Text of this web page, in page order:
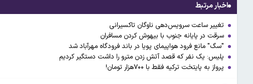
اخبار مرتبط
تغییر ساعت سرویس‌دهی ناوگان تاکسیرانی
سرقت در پایانه جنوب با بیهوش کردن مسافران
"سگ" مانع فرود هواپیمای پویا در باند فرودگاه مهرآباد شد
پلیس: یک نفر که قصد آتش زدن مترو را داشت دستگیر کردیم
پرواز به پایتخت ترکیه فقط با ۷۰۰هزار تومان!